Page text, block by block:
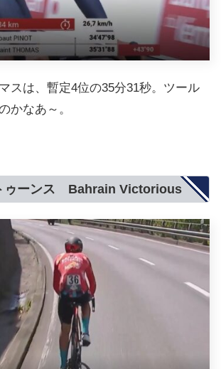
スは、暫定4位の35分31秒。ツール
かなあ～。
ゥーンス Bahrain Victorious